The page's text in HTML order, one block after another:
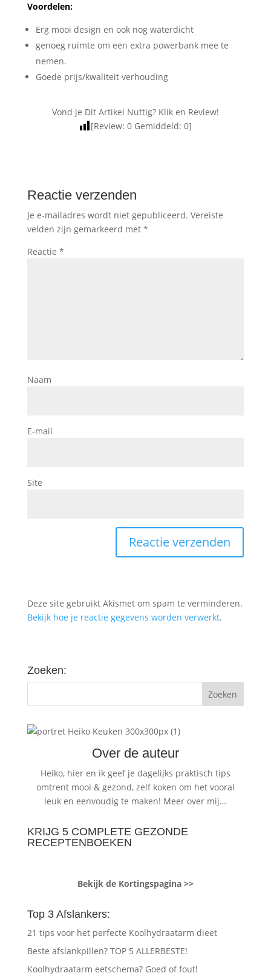
Voordelen:
Erg mooi design en ook nog waterdicht
genoeg ruimte om een extra powerbank mee te
nemen.
Goede prijs/kwaliteit verhouding
Vond je Dit Artikel Nuttig? Klik en Review!
[Review:0 Gemiddeld:0]
Reactie verzenden
Je e-mailadres wordt niet gepubliceerd. Vereiste
velden zijn gemarkeerd met *
Reactie *
Naam
E-mail
Site
Deze site gebruikt Akismet om spam te verminderen.
Bekijk hoe je reactie gegevens worden verwerkt.
Zoeken:
Over de auteur
Heiko, hier en ik geef je dagelijks praktisch tips
omtrent mooi & gezond, zelf koken om het vooral
leuk en eenvoudig te maken! Meer over mij…
KRIJG 5 COMPLETE GEZONDE
RECEPTENBOEKEN
Bekijk de Kortingspagina >>
Top 3 Afslankers:
21 tips voor het perfecte Koolhydraatarm dieet
Beste afslankpillen? TOP 5 ALLERBESTE!
Koolhydraatarm eetschema? Goed of fout!